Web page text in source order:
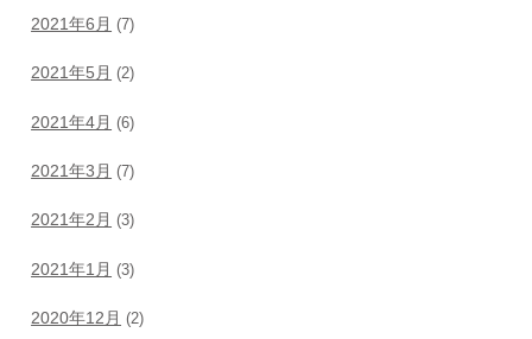
2021年6月 (7)
2021年5月 (2)
2021年4月 (6)
2021年3月 (7)
2021年2月 (3)
2021年1月 (3)
2020年12月 (2)